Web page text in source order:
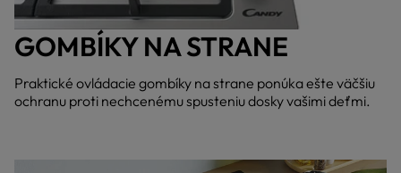
GOMBÍKY NA STRANE
Praktické ovládacie gombíky na strane ponúka ešte väčšiu
ochranu proti nechcenému spusteniu dosky vašimi deťmi.